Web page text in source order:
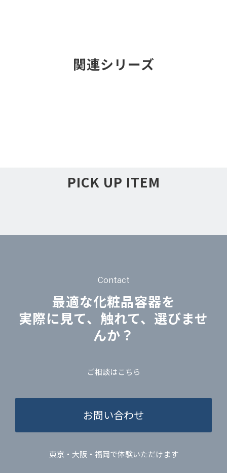
関連シリーズ
PICK UP ITEM
Contact
最適な化粧品容器を
実際に見て、触れて、選びませ
んか？
ご相談はこちら
お問い合わせ
東京・大阪・福岡で体験いただけます